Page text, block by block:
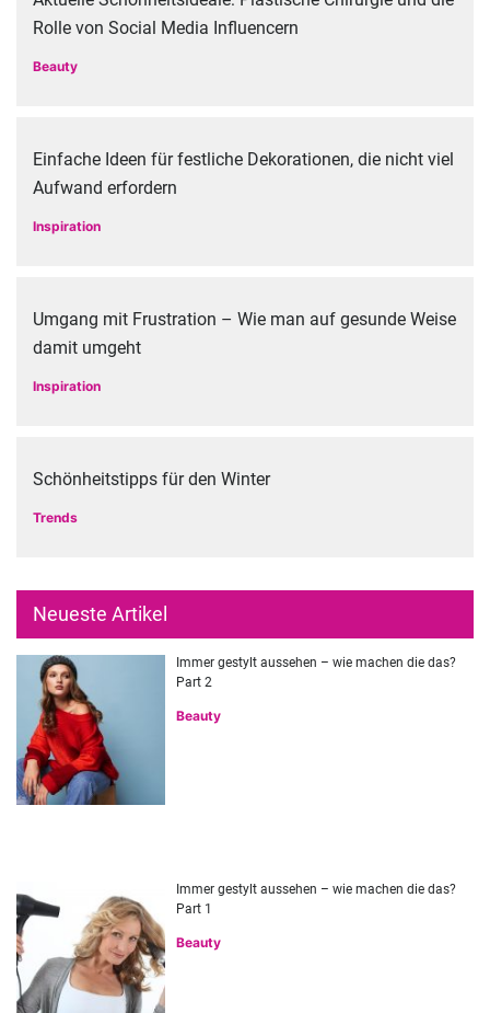
Rolle von Social Media Influencern
Beauty
Einfache Ideen für festliche Dekorationen, die nicht viel
Aufwand erfordern
Inspiration
Umgang mit Frustration – Wie man auf gesunde Weise
damit umgeht
Inspiration
Schönheitstipps für den Winter
Trends
Neueste Artikel
Immer gestylt aussehen – wie machen die das?
Part 2
Beauty
Immer gestylt aussehen – wie machen die das?
Part 1
Beauty